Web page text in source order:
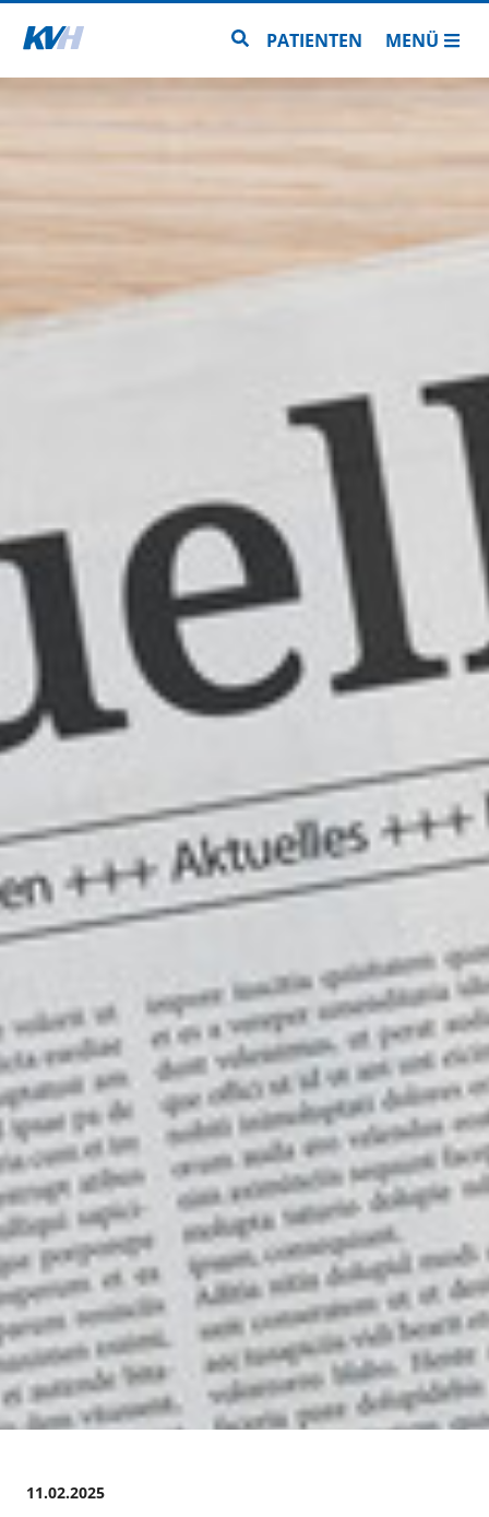
Zur Startseite Zur Seitensuche
PATIENTEN MENÜ
11.02.2025